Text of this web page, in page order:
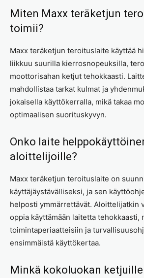
Miten Maxx teräketjun
toimii?
Maxx teräketjun teroituslaite käyttää
liikkuu suurilla kierrosnopeuksilla,
moottorisahan ketjut tehokkaasti.
mahdollistaa tarkat kulmat ja
jokaisella käyttökerralla, mikä takaa
optimaalisen suorituskyvyn.
Onko laite
aloittelijoille?
Maxx teräketjun teroituslaite on
käyttäjäystävälliseksi, ja sen
helposti ymmärrettävät. Aloittelijatkin
oppia käyttämään laitetta tehokkaasti,
toimintaperiaatteisiin ja
ensimmäistä käyttökertaa.
Minkä kokoluokan